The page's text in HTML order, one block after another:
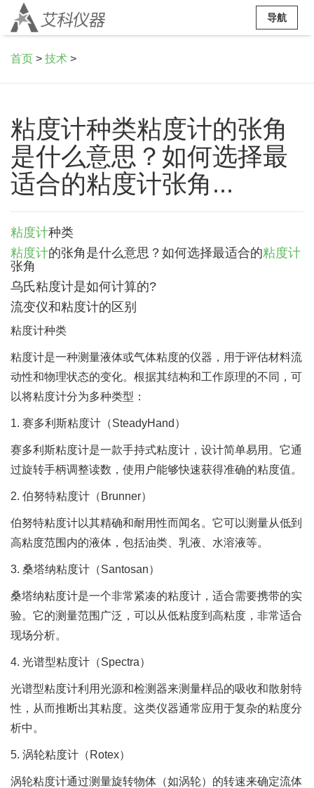
导航
首页 > 技术 >
粘度计种类粘度计的张角
是什么意思？如何选择最
适合的粘度计张角...
粘度计种类
粘度计的张角是什么意思？如何选择最适合的粘度计
张角
乌氏粘度计是如何计算的?
流变仪和粘度计的区别
粘度计种类
粘度计是一种测量液体或气体粘度的仪器，用于评估材料流
动性和物理状态的变化。根据其结构和工作原理的不同，可
以将粘度计分为多种类型：
1. 赛多利斯粘度计（SteadyHand）
赛多利斯粘度计是一款手持式粘度计，设计简单易用。它通
过旋转手柄调整读数，使用户能够快速获得准确的粘度值。
2. 伯努特粘度计（Brunner）
伯努特粘度计以其精确和耐用性而闻名。它可以测量从低到
高粘度范围内的液体，包括油类、乳液、水溶液等。
3. 桑塔纳粘度计（Santosan）
桑塔纳粘度计是一个非常紧凑的粘度计，适合需要携带的实
验。它的测量范围广泛，可以从低粘度到高粘度，非常适合
现场分析。
4. 光谱型粘度计（Spectra）
光谱型粘度计利用光源和检测器来测量样品的吸收和散射特
性，从而推断出其粘度。这类仪器通常应用于复杂的粘度分
析中。
5. 涡轮粘度计（Rotex）
涡轮粘度计通过测量旋转物体（如涡轮）的转速来确定流体